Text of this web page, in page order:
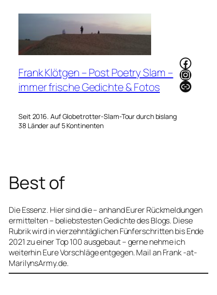
Frank Klötgen – Post Poetry Slam –
immer frische Gedichte & Fotos
Seit 2016. Auf Globetrotter-Slam-Tour durch bislang
38 Länder auf 5 Kontinenten
Link
Best of
Die Essenz. Hier sind die – anhand Eurer Rückmeldungen
ermittelten – beliebstesten Gedichte des Blogs. Diese
Rubrik wird in vierzehntäglichen Fünferschritten bis Ende
2021 zu einer Top 100 ausgebaut – gerne nehme ich
weiterhin Eure Vorschläge entgegen. Mail an Frank -at-
MarilynsArmy.de.